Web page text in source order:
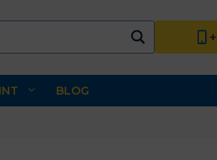
BLOG